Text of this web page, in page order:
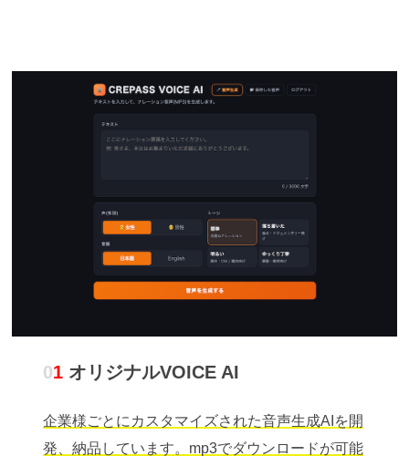
01 オリジナルVOICE AI
企業様ごとにカスタマイズされた音声生成AIを開
発、納品しています。mp3でダウンロードが可能